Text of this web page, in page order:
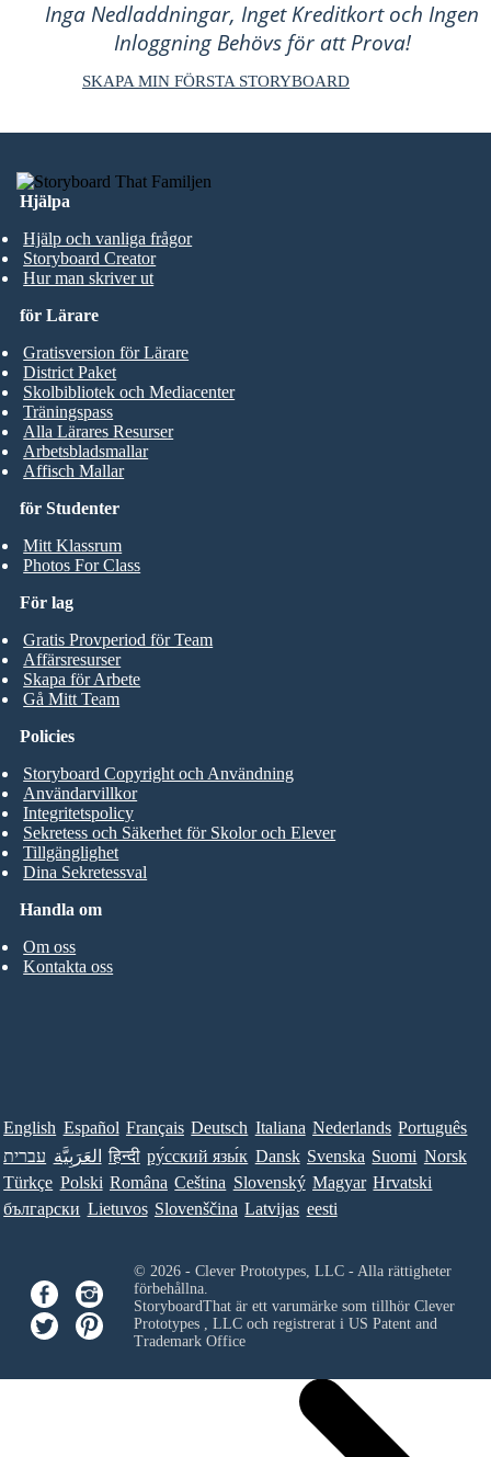
Inga Nedladdningar, Inget Kreditkort och Ingen
Inloggning Behövs för att Prova!
SKAPA MIN FÖRSTA STORYBOARD
Hjälpa
Hjälp och vanliga frågor
Storyboard Creator
Hur man skriver ut
för Studenter
Mitt Klassrum
Photos For Class
för Lärare
Gratisversion för Lärare
District Paket
Skolbibliotek och Mediacenter
Träningspass
Alla Lärares Resurser
Arbetsbladsmallar
Affisch Mallar
För lag
Gratis Provperiod för Team
Affärsresurser
Skapa för Arbete
Gå Mitt Team
Handla om
Om oss
Kontakta oss
Policies
Storyboard Copyright och Användning
Användarvillkor
Integritetspolicy
Sekretess och Säkerhet för Skolor och Elever
Tillgänglighet
Dina Sekretessval
English Español Français Deutsch Italiana Nederlands Português
עברית العَرَبِيَّة हिन्दी ру́сский язы́к Dansk Svenska Suomi Norsk
Türkçe Polski Româna Ceština Slovenský Magyar Hrvatski
български Lietuvos Slovenščina Latvijas eesti
© 2026 - Clever Prototypes, LLC - Alla rättigheter
förbehållna.
StoryboardThat är ett varumärke som tillhör Clever
Prototypes , LLCoch registrerat i US Patent and
Trademark Office